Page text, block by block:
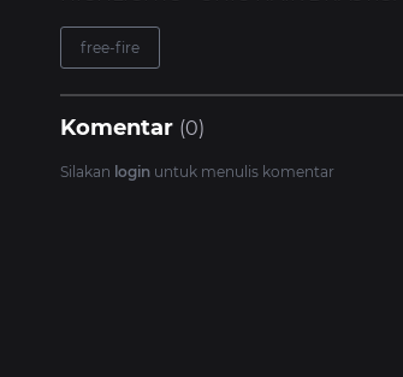
free-fire
Komentar (0)
Silakan login untuk menulis komentar